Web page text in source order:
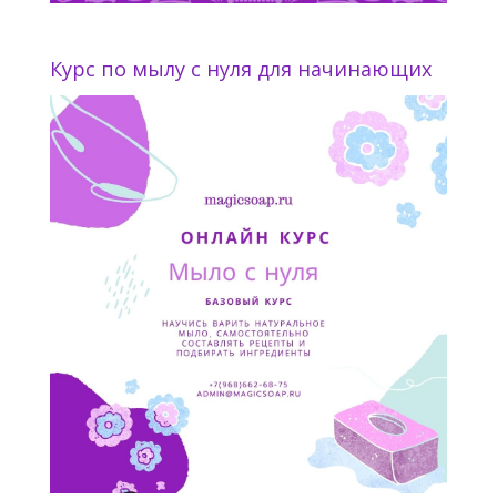
Курс по мылу с нуля для начинающих